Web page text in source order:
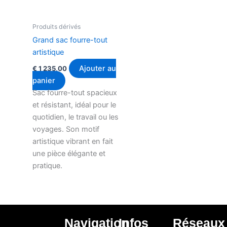
Produits dérivés
Grand sac fourre-tout
artistique
€ 1 235,00
Ajouter au
panier
Sac fourre-tout spacieux
et résistant, idéal pour le
quotidien, le travail ou les
voyages. Son motif
artistique vibrant en fait
une pièce élégante et
pratique.
NavigationInfos Réseaux